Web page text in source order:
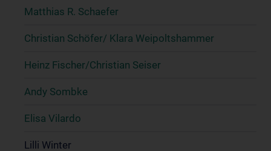
Matthias R. Schaefer
Christian Schöfer/ Klara Weipoltshammer
Heinz Fischer/Christian Seiser
Andy Sombke
Elisa Vilardo
Lilli Winter